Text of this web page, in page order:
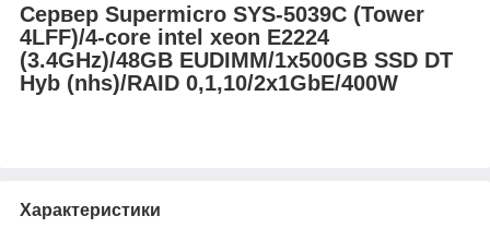
Сервер Supermicro SYS-5039C (Tower
4LFF)/4-core intel xeon E2224
(3.4GHz)/48GB EUDIMM/1x500GB SSD DT
Hyb (nhs)/RAID 0,1,10/2x1GbE/400W
Характеристики